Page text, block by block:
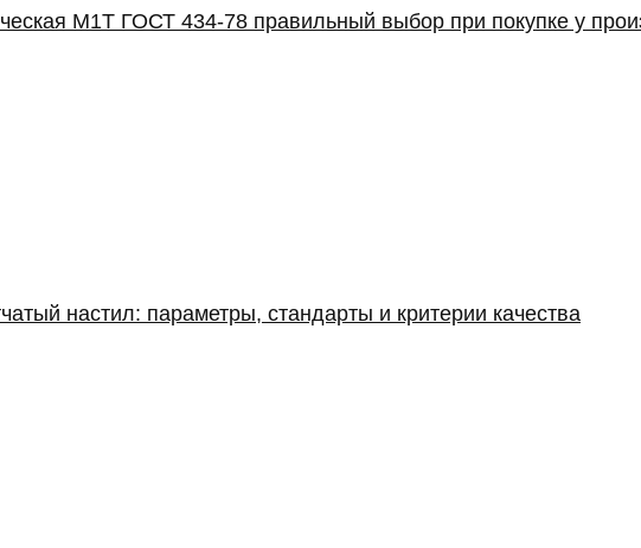
М1Т ГОСТ 434-78 правильный выбор при покупке у
настил: параметры, стандарты и критерии качества